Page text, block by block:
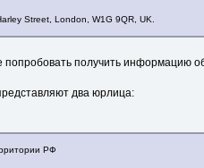
Street, London, W1G 9QR, UK.
получить информацию
два юрлица:
РФ